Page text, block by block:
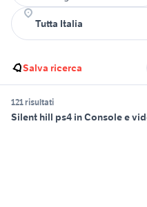
Salva ricerca
121 risultati
Silent hill ps4 in Console e